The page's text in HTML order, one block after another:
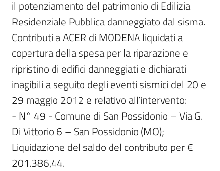
il potenziamento del patrimonio di Edilizia
Residenziale Pubblica danneggiato dal sisma.
Contributi a ACER di MODENA liquidati a
copertura della spesa per la riparazione e
ripristino di edifici danneggiati e dichiarati
inagibili a seguito degli eventi sismici del 20 e
29 maggio 2012 e relativo all’intervento:
- N° 49 - Comune di San Possidonio – Via G.
Di Vittorio 6 – San Possidonio (MO);
Liquidazione del saldo del contributo per €
201.386,44.